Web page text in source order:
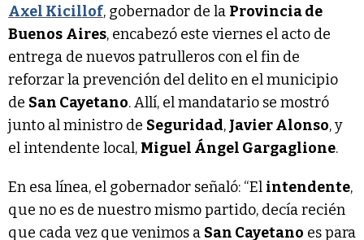
Axel Kicillof, gobernador de la Provincia de
Buenos Aires, encabezó este viernes el acto de
entrega de nuevos patrulleros con el fin de
reforzar la prevención del delito en el municipio
de San Cayetano. Allí, el mandatario se mostró
junto al ministro de Seguridad, Javier Alonso, y
el intendente local, Miguel Ángel Gargaglione.
En esa línea, el gobernador señaló: “El intendente,
que no es de nuestro mismo partido, decía recién
que cada vez que venimos a San Cayetano es para